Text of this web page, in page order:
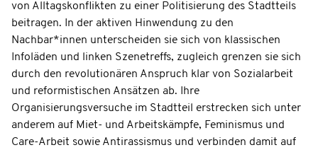
von Alltagskonflikten zu einer Politisierung des Stadtteils
beitragen. In der aktiven Hinwendung zu den
Nachbar*innen unterscheiden sie sich von klassischen
Infoläden und linken Szenetreffs, zugleich grenzen sie sich
durch den revolutionären Anspruch klar von Sozialarbeit
und reformistischen Ansätzen ab. Ihre
Organisierungsversuche im Stadtteil erstrecken sich unter
anderem auf Miet- und Arbeitskämpfe, Feminismus und
Care-Arbeit sowie Antirassismus und verbinden damit auf